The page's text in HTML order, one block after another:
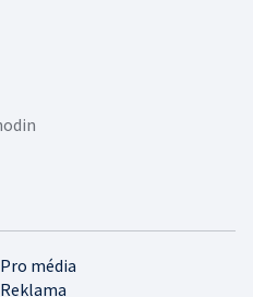
Pro média
Reklama